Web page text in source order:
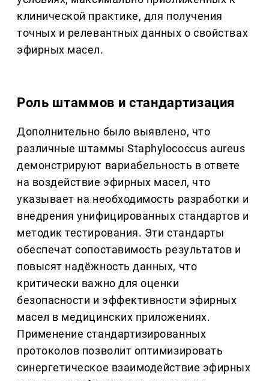
клинической практике, для получения
точных и релевантных данных о свойствах
эфирных масел.
Роль штаммов и стандартизация
Дополнительно было выявлено, что
различные штаммы Staphylococcus aureus
демонстрируют вариабельность в ответе
на воздействие эфирных масел, что
указывает на необходимость разработки и
внедрения унифицированных стандартов и
методик тестирования. Эти стандарты
обеспечат сопоставимость результатов и
повысят надёжность данных, что
критически важно для оценки
безопасности и эффективности эфирных
масел в медицинских приложениях.
Применение стандартизированных
протоколов позволит оптимизировать
синергетическое взаимодействие эфирных